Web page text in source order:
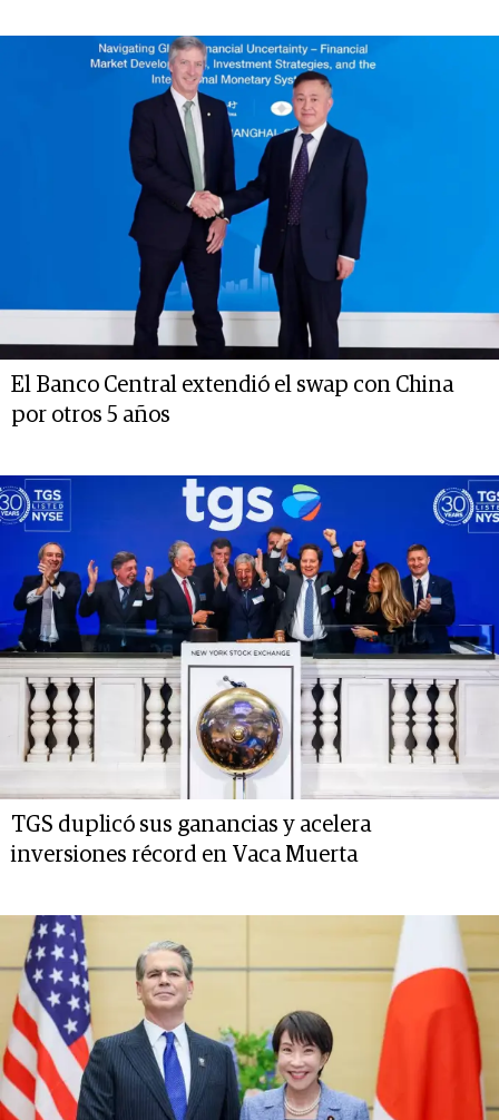
El Banco Central extendió el swap con China
por otros 5 años
TGS duplicó sus ganancias y acelera
inversiones récord en Vaca Muerta